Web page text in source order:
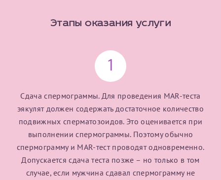
Этапы оказания услуги
1
Сдача спермограммы. Для проведения MAR-теста
эякулят должен содержать достаточное количество
подвижных сперматозоидов. Это оценивается при
выполнении спермограммы. Поэтому обычно
спермограмму и MAR-тест проводят одновременно.
Допускается сдача теста позже – но только в том
случае, если мужчина сдавал спермограмму не
Лично в кассе центра
Направить справку сразу в ИФНС
(упрощенный порядок возврата НДФЛ с 2024 г.)